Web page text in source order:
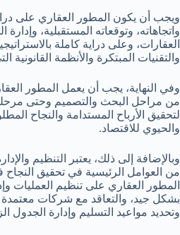
ويجب أن يكون المطور العقاري على
واتجاهاته، وتوقعاته المستقبلية،
العقارات، وعلى دراية كاملة
والتقنيات المبتكرة والأنظمة القانونية
وفي النهاية، يجب أن يعمل المطور
من مراحل البحث والتصميم وحتى
لتحقيق الأرباح المستدامة والنجاح
والحيوي للاقتصاد.
وبالإضافة إلى ذلك، يعتبر التنظيم
من العوامل الرئيسية في تحقيق
المطور العقاري على تنظيم العمليات
بشكل جيد، والتعاقد مع شركات معتمدة
وتحديد مواعيد التسليم وإدارة الجدول